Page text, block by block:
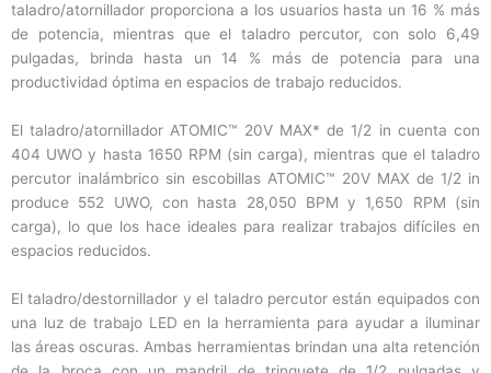
taladro/atornillador proporciona a los usuarios hasta un 16 % más
de potencia, mientras que el taladro percutor, con solo 6,49
pulgadas, brinda hasta un 14 % más de potencia para una
productividad óptima en espacios de trabajo reducidos.
El taladro/atornillador ATOMIC™ 20V MAX* de 1/2 in cuenta con
404 UWO y hasta 1650 RPM (sin carga), mientras que el taladro
percutor inalámbrico sin escobillas ATOMIC™ 20V MAX de 1/2 in
produce 552 UWO, con hasta 28,050 BPM y 1,650 RPM (sin
carga), lo que los hace ideales para realizar trabajos difíciles en
espacios reducidos.
El taladro/destornillador y el taladro percutor están equipados con
una luz de trabajo LED en la herramienta para ayudar a iluminar
las áreas oscuras. Ambas herramientas brindan una alta retención